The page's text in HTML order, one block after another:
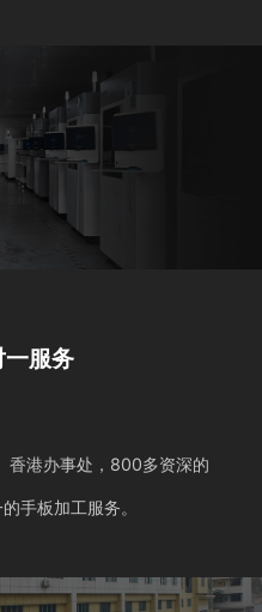
一服务
香港办事处，800多资深的
手板加工服务。